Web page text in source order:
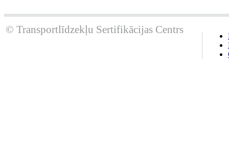
© Transportlīdzekļu Sertifikācijas Centrs